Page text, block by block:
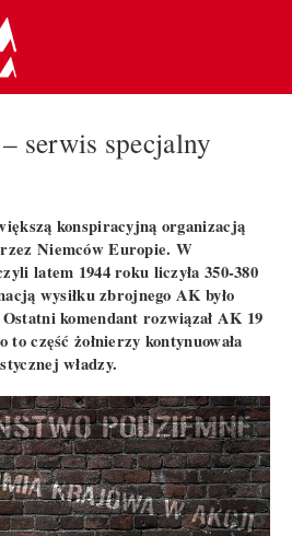
serwis specjalny
konspiracyjną organizacją
Niemców Europie. W
latem 1944 roku liczyła 350-380
wysiłku zbrojnego AK było
komendant rozwiązał AK 19
część żołnierzy kontynuowała
władzy.